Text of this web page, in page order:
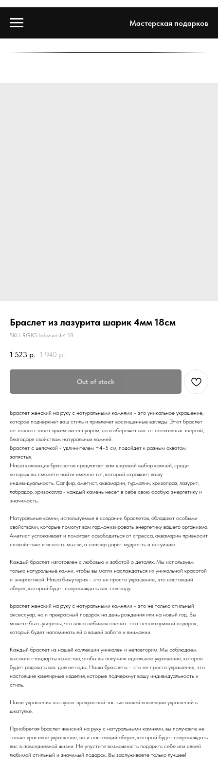
Мастерская подарков
Браслет из лазурита шарик 4мм 18см
SKU: RGKS-brlazuritsh4_18
1 523 р. 1 940 р.
Out of stock
Браслет женский на руку с натуральными камнями - это уникальное украшение,
которое подчеркнет ваш стиль и привлечет восхищенные взгляды. Этот браслет
не только станет ярким аксессуаром, но и обережет вас от негативных энергий,
благодаря свойствам натуральных камней.
Браслет с цепочкой - удлинителем +4-5 см, подойдет к разным охватам
запястья.
Наша коллекция браслетов предлагает вам широкий выбор камней, среди
которых вы сможете найти именно тот, который отражает вашу
индивидуальность. Сапфир, аметист, аквамарин, турмалин, хризопраз, лазурит,
лабрадор, хризоколла - каждый камень несет в себе свою особую энергетику и
значимость.
Натуральные камни, используемые в создании браслетов, обладают особыми
свойствами, которые помогут вам гармонизировать энергетику вашего организма.
Аметист успокаивает и помогает освободиться от стресса, аквамарин привносит
спокойствие и ясность мысли, а сапфир дарит мудрость и интуицию.
Каждый браслет изготовлен с любовью и заботой о деталях. Мы используем
только натуральные камни, чтобы вы могли наслаждаться их уникальной красотой
и энергетикой. Наша бижутерия - это не просто украшение, это настоящий
оберег, который будет сопровождать вас повсюду.
Браслет женский на руку с натуральными камнями - это не только стильный
аксессуар, но и прекрасный подарок на день рождения или на новый год. Вы
можете быть уверены, что ваша любимая оценит этот неповторимый подарок,
который будет напоминать ей о вашей заботе и внимании.
Каждый браслет из нашей коллекции уникален и неповторим. Мы соблюдаем
высокие стандарты качества, чтобы вы получили идеальное украшение, которое
будет радовать вас долгие годы. Наша браслеты - это не просто украшения, это
настоящие ювелирные изделия, которые подчеркнут вашу индивидуальность и
стиль.
Наши украшения послужат прекрасной частью вашей коллекции украшений в
шкатулке.
Приобретая браслет женский на руку с натуральными камнями, вы получаете не
только красивое украшение, но и настоящий оберег, который будет сопровождать
вас в повседневной жизни. Не упустите возможность подарить себе или своей
любимой стильный и значимый подарок. Вы заслуживаете только лучшее!